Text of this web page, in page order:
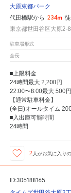
大原東都パーク
代田橋駅から 234m
東京都世田谷区大原2-8
駐車場形式
全長
■上限料金
24時間最大 2,200円
22:00〜8:00最大 500円
【通常駐車料金】
(全日)オールタイム
■入出庫可能時間
24時間
2 人がお気に入り
ID:305188165